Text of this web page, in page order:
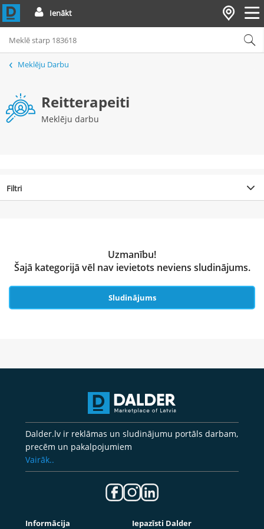
Ienākt
Meklēju Darbu
Reitterapeiti
Meklēju darbu
Filtri
Uzmanību!
Šajā kategorijā vēl nav ievietots neviens sludinājums.
Sludinājums
Dalder.lv ir reklāmas un sludinājumu portāls darbam,
precēm un pakalpojumiem
Vairāk..
Informācija Iepazīsti Dalder